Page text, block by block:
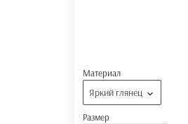
Материал
Яркий глянец
Размер